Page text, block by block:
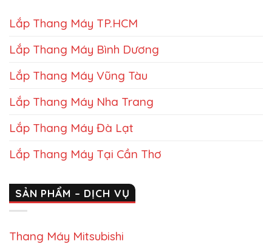
Lắp Thang Máy TP.HCM
Lắp Thang Máy Bình Dương
Lắp Thang Máy Vũng Tàu
Lắp Thang Máy Nha Trang
Lắp Thang Máy Đà Lạt
Lắp Thang Máy Tại Cần Thơ
SẢN PHẨM – DỊCH VỤ
Thang Máy Mitsubishi